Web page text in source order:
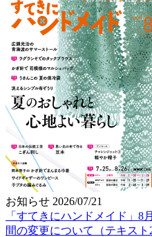
お知らせ 2026/07/21
「すてきにハンドメイド」8
間の変更について（テキスト